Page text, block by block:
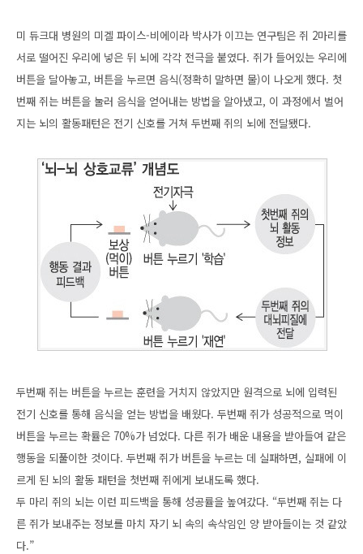
미 듀크대 병원의 미겔 파이스-비에이라 박사가 이끄는 연구팀은 쥐 2마리를
서로 떨어진 우리에 넣은 뒤 뇌에 각각 전극을 붙였다. 쥐가 들어있는 우리에
버튼을 달아놓고, 버튼을 누르면 음식(정확히 말하면 물)이 나오게 했다. 첫
번째 쥐는 버튼을 눌러 음식을 얻어내는 방법을 알아냈고, 이 과정에서 벌어
지는 뇌의 활동패턴은 전기 신호를 거쳐 두번째 쥐의 뇌에 전달됐다.
두번째 쥐는 버튼을 누르는 훈련을 거치지 않았지만 원격으로 뇌에 입력된
전기 신호를 통해 음식을 얻는 방법을 배웠다. 두번째 쥐가 성공적으로 먹이
버튼을 누르는 확률은 70%가 넘었다. 다른 쥐가 배운 내용을 받아들여 같은
행동을 되풀이한 것이다. 두번째 쥐가 버튼을 누르는 데 실패하면, 실패에 이
르게 된 뇌의 활동 패턴을 첫번째 쥐에게 보내도록 했다.
두 마리 쥐의 뇌는 이런 피드백을 통해 성공률을 높여갔다. “두번째 쥐는 다
른 쥐가 보내주는 정보를 마치 자기 뇌 속의 속삭임인 양 받아들이는 것 같았
다.”